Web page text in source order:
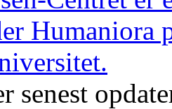
senest